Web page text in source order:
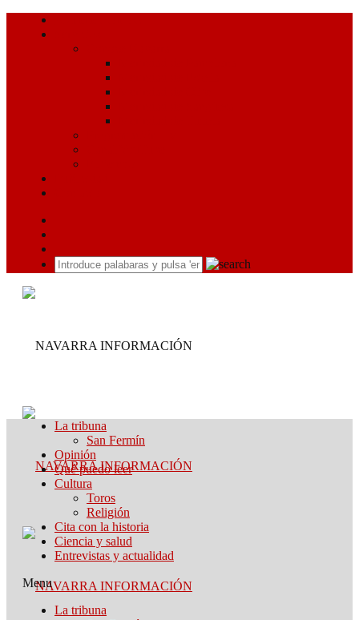
La tribuna
San Fermín
Opinión
Qué puedo leer
Cultura
Toros
Religión
Cita con la historia
Ciencia y salud
Entrevistas y actualidad
Menu
La tribuna